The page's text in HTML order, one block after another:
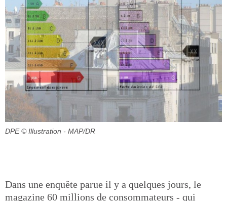
DPE © Illustration - MAP/DR
Dans une enquête parue il y a quelques jours, le
magazine 60 millions de consommateurs - qui